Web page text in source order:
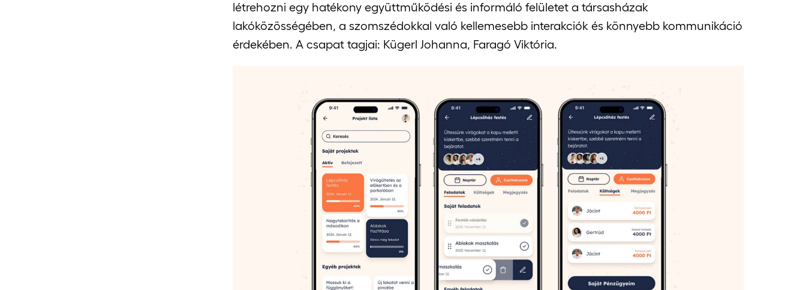
létrehozni egy hatékony együttműködési és informáló felületet a társasházak
lakóközösségében, a szomszédokkal való kellemesebb interakciók és könnyebb kommunikáció
érdekében. A csapat tagjai: Kügerl Johanna, Faragó Viktória.